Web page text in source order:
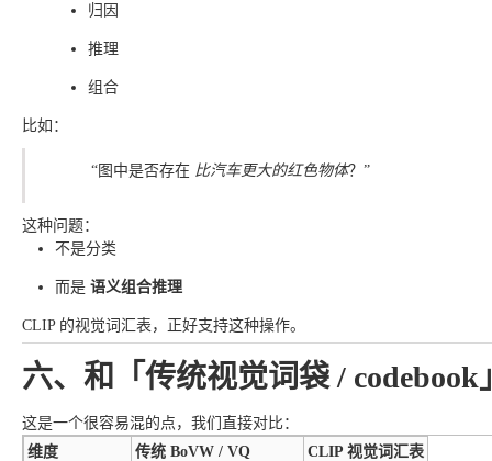
归因
推理
组合
比如：
“图中是否存在 比汽车更大的红色物体？”
这种问题：
不是分类
而是 语义组合推理
CLIP 的视觉词汇表，正好支持这种操作。
六、和「传统视觉词袋 / codebook
这是一个很容易混的点，我们直接对比：
维度
传统 BoVW / VQ
CLIP 视觉词汇表